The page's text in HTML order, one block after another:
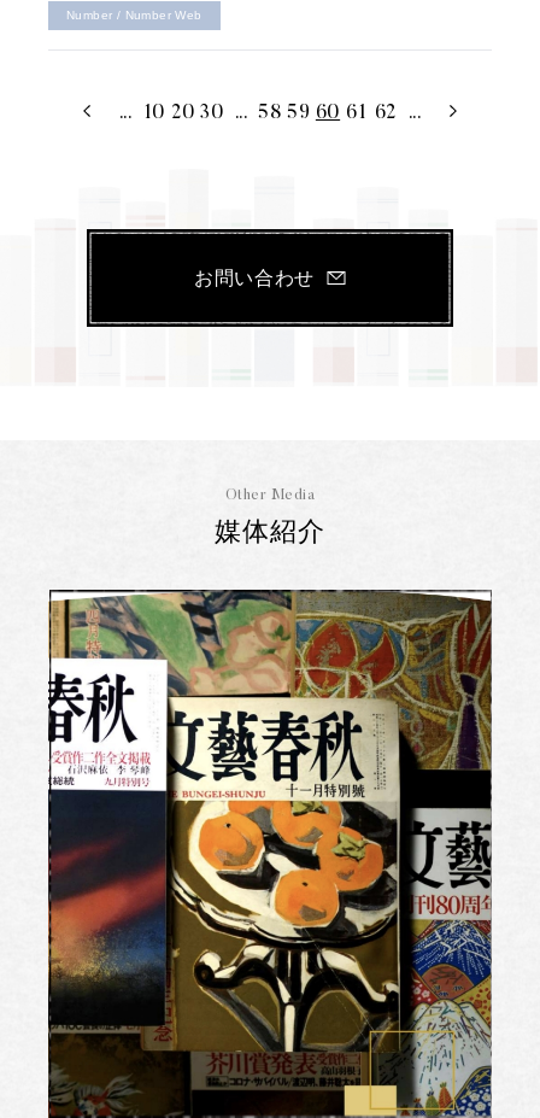
Number / Number Web
... 10 20 30 ... 58 59 60 61 62 ...
お問い合わせ
Other Media
媒体紹介